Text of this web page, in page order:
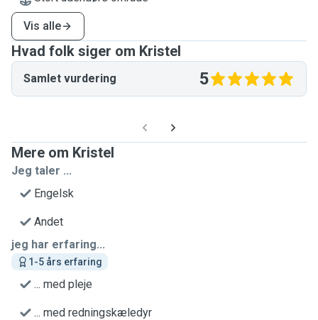
Vis alle
Hvad folk siger om Kristel
Samlet vurdering 5
Mere om Kristel
Jeg taler ...
Engelsk
Andet
jeg har erfaring...
1-5 års erfaring
... med pleje
... med redningskæledyr